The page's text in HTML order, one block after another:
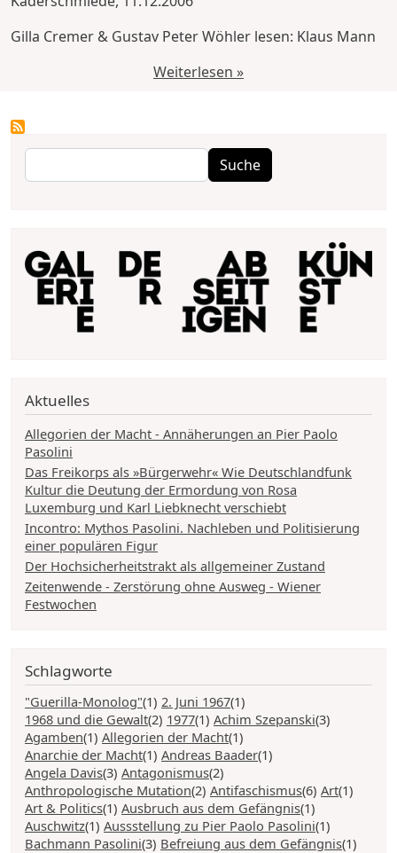
Gilla Cremer & Gustav Peter Wöhler lesen: Klaus Mann
Weiterlesen »
Suche Suche
Aktuelles
Allegorien der Macht - Annäherungen an Pier Paolo
Pasolini
Das Freikorps als »Bürgerwehr« Wie Deutschlandfunk
Kultur die Deutung der Ermordung von Rosa
Luxemburg und Karl Liebknecht verschiebt
Incontro: Mythos Pasolini. Nachleben und Politisierung
einer populären Figur
Der Hochsicherheitstrakt als allgemeiner Zustand
Zeitenwende - Zerstörung ohne Ausweg - Wiener
Festwochen
Schlagworte
"Guerilla-Monolog"(1) 2. Juni 1967(1)
1968 und die Gewalt(2) 1977(1) Achim Szepanski(3)
Agamben(1) Allegorien der Macht(1)
Anarchie der Macht(1) Andreas Baader(1)
Angela Davis(3) Antagonismus(2)
Anthropologische Mutation(2) Antifaschismus(6) Art(1)
Art & Politics(1) Ausbruch aus dem Gefängnis(1)
Auschwitz(1) Aussstellung zu Pier Paolo Pasolini(1)
Bachmann Pasolini(3) Befreiung aus dem Gefängnis(1)